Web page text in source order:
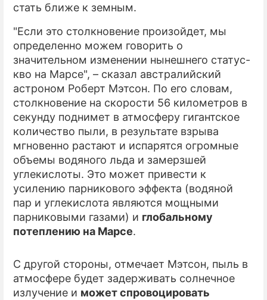
СЕРИАЛЫ
ИГРЫ
ПРЕСС-РЕЛИЗЫ
О ПРОЕКТЕ
стать ближе к земным.
"Если это столкновение произойдет, мы
определенно можем говорить о
значительном изменении нынешнего статус-
кво на Марсе", – сказал австралийский
астроном Роберт Мэтсон. По его словам,
столкновение на скорости 56 километров в
секунду поднимет в атмосферу гигантское
количество пыли, в результате взрыва
мгновенно растают и испарятся огромные
объемы водяного льда и замерзшей
углекислоты. Это может привести к
усилению парникового эффекта (водяной
пар и углекислота являются мощными
парниковыми газами) и глобальному
потеплению на Марсе.
С другой стороны, отмечает Мэтсон, пыль в
атмосфере будет задерживать солнечное
излучение и может спровоцировать